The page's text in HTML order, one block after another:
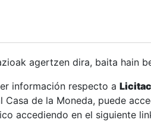
agertzen dira, baita hain
información respecto a
de la Moneda, puede
accediendo en el siguiente